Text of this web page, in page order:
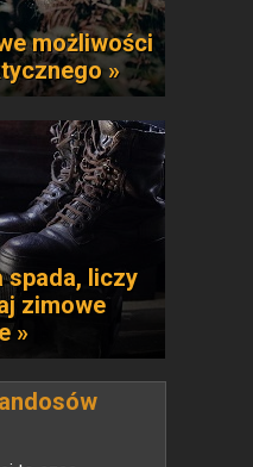
możliwości
»
spada, liczy
zimowe
»